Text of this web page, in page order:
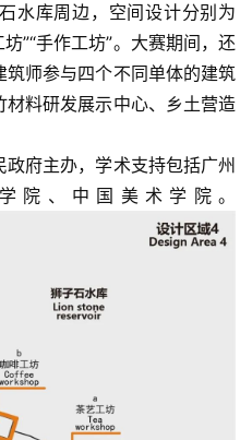
水库周边，空间设计分别为
”“手作工坊”。大赛期间，还
师参与四个不同单体的建筑
料研发展示中心、乡土营造
府主办，学术支持包括广州
院、中国美术学院。